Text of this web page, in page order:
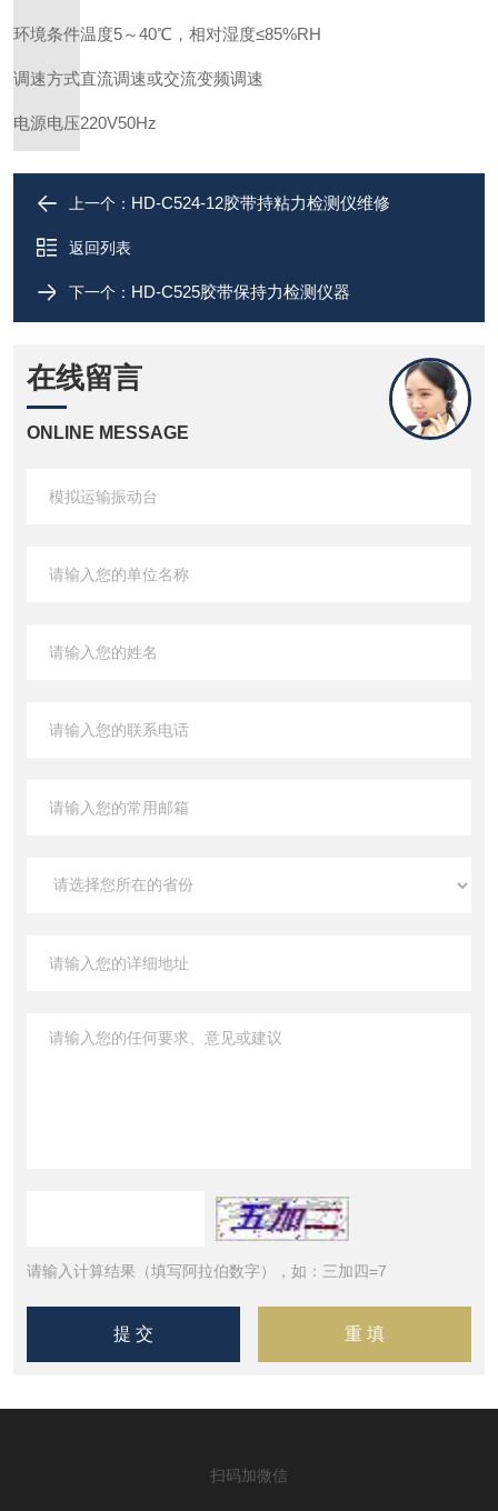
环境条件温度5～40℃，相对湿度≤85%RH
调速方式直流调速或交流变频调速
电源电压220V50Hz
上一个： HD-C524-12胶带持粘力检测仪维修
返回列表
下一个： HD-C525胶带保持力检测仪器
在线留言
ONLINE MESSAGE
请输入计算结果（填写阿拉伯数字），如：三加四=7
扫码加微信